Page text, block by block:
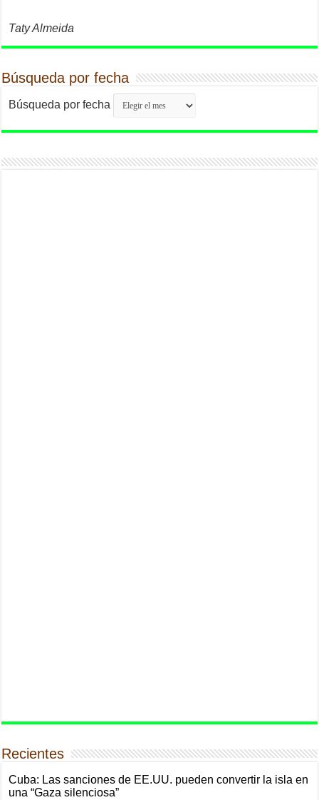
Taty Almeida
Búsqueda por fecha
Búsqueda por fecha
Recientes
Cuba: Las sanciones de EE.UU. pueden convertir la isla en
una “Gaza silenciosa”